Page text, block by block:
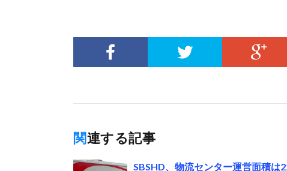
関連する記事
SBSHD、物流センター運営面積は